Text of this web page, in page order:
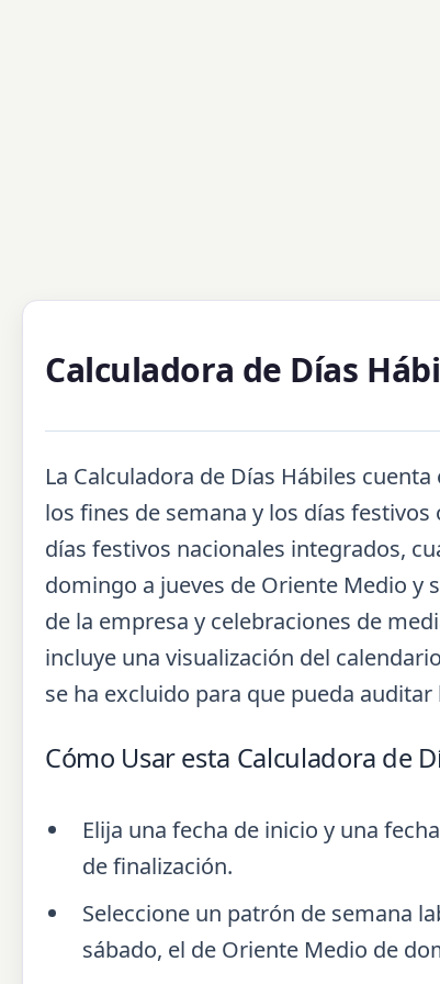
Calculadora de Días
La Calculadora de Días Hábiles
los fines de semana y los días
días festivos nacionales integrados,
domingo a jueves de Oriente Medio y
de la empresa y celebraciones de
incluye una visualización del
se ha excluido para que pueda
Cómo Usar esta Calculadora de
Elija una fecha de inicio y una
de finalización.
Seleccione un patrón de semana
sábado, el de Oriente Medio de